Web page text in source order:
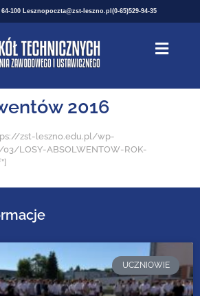
100 Lesznopoczta@zst-leszno.pl (0-65)529-94-35
2016
zst-leszno.edu.pl/wp-
LOSY-ABSOLWENTOW-ROK-
UCZNIOWIE